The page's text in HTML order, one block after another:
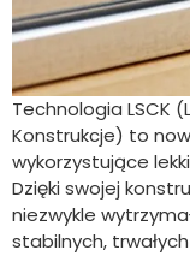
Technologia LSCK
Konstrukcje) to
wykorzystujące
Dzięki swojej
niezwykle
stabilnych,